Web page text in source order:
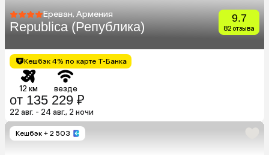
Ереван, Армения
Republica (Република)
9.7
82 отзыва
Кешбэк 4% по карте Т-Банка
12 км везде
от 135 229 ₽
22 авг. - 24 авг., 2 ночи
Кешбэк + 2 503